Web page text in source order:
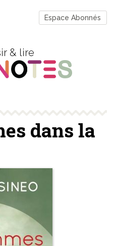
Espace Abonnés
& lire
dans la